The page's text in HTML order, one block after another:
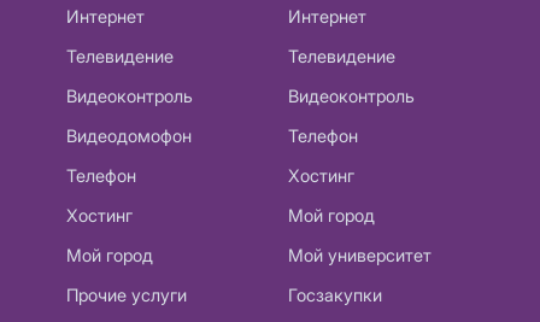
Интернет
Телевидение
Видеоконтроль
Видеодомофон
Телефон
Хостинг
Мой город
Прочие услуги
Интернет
Телевидение
Видеоконтроль
Телефон
Хостинг
Мой город
Мой университет
Госзакупки